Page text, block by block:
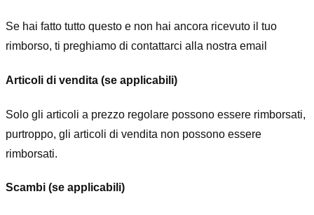
Se hai fatto tutto questo e non hai ancora ricevuto il tuo
rimborso, ti preghiamo di contattarci alla nostra email
Articoli di vendita (se applicabili)
Solo gli articoli a prezzo regolare possono essere rimborsati,
purtroppo, gli articoli di vendita non possono essere
rimborsati.
Scambi (se applicabili)